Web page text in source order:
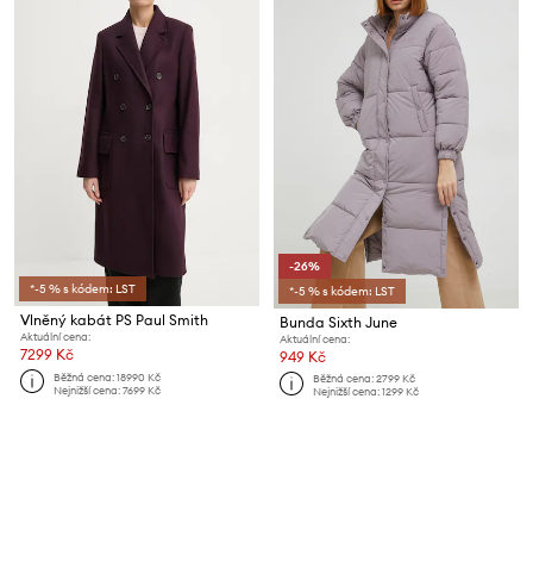
*-5 % s kódem: LST
Vlněný kabát PS Paul Smith
Aktuální cena:
7299 Kč
Běžná cena:18990 Kč
Nejnižší cena:7699 Kč
-26%
*-5 % s kódem: LST
Bunda Sixth June
Aktuální cena:
949 Kč
Běžná cena:2799 Kč
Nejnižší cena:1299 Kč